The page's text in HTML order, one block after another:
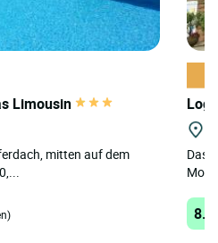
Limousin
mitten auf dem
Das